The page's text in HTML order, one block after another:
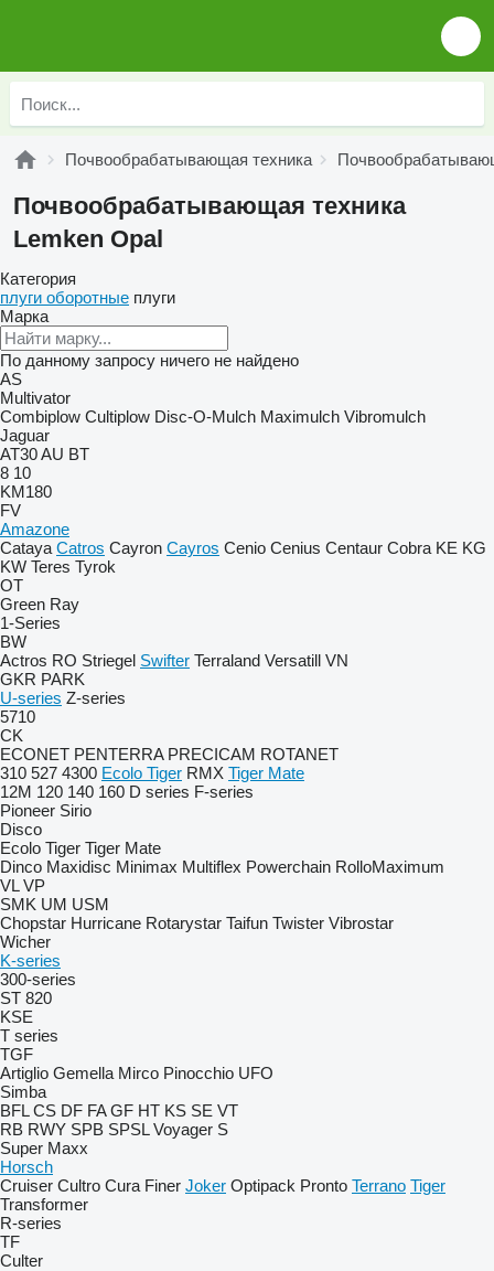
Почвообрабатывающая техника
Почвообрабатывающая техника
Lemken Opal
Категория
плуги оборотные плуги
Марка
По данному запросу ничего не найдено
AS
Multivator
Combiplow Cultiplow Disc-O-Mulch Maximulch Vibromulch
Jaguar
AT30AU BT
8 10
KM180
FV
Amazone
Cataya Catros Cayron Cayros Cenio Cenius Centaur Cobra KE KG
KW Teres Tyrok
OT
Green Ray
1-Series
BW
Actros RO Striegel Swifter Terraland Versatill VN
GKR PARK
U-series Z-series
5710
CK
ECONET PENTERRA PRECICAM ROTANET
310 527 4300 Ecolo Tiger RMX Tiger Mate
12M 120 140 160 D series F-series
Pioneer Sirio
Disco
Ecolo Tiger Tiger Mate
Dinco Maxidisc Minimax Multiflex Powerchain RolloMaximum
VL VP
SMK UM USM
Chopstar Hurricane Rotarystar Taifun Twister Vibrostar
Wicher
K-series
300-series
ST 820
KSE
T series
TGF
Artiglio Gemella Mirco Pinocchio UFO
Simba
BFL CS DF FA GF HT KS SE VT
RB RWY SPB SPSL Voyager S
Super Maxx
Horsch
Cruiser Cultro Cura Finer Joker Optipack Pronto Terrano Tiger
Transformer
R-series
TF
Culter